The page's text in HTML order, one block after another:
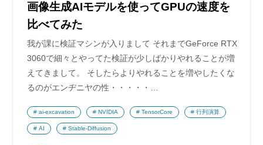
画像生成AIモデルを使ってGPUの速度を
比べてみた
我が課に検証マシンが入りまして それまでGeForce RTX
3060で細々とやってた検証が少しばかりやれることが増
えてきまして。 そしたらよりやれることを増やしたくな
るのがエンヂニヤの性・・・・・…
ai-excavation NVIDIA TensorCore 行列演算
AI Stable-Diffusion